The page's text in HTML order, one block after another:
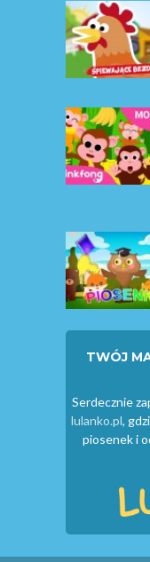
TWÓJ
Serdecznie
lulanko.pl,
piosenek i